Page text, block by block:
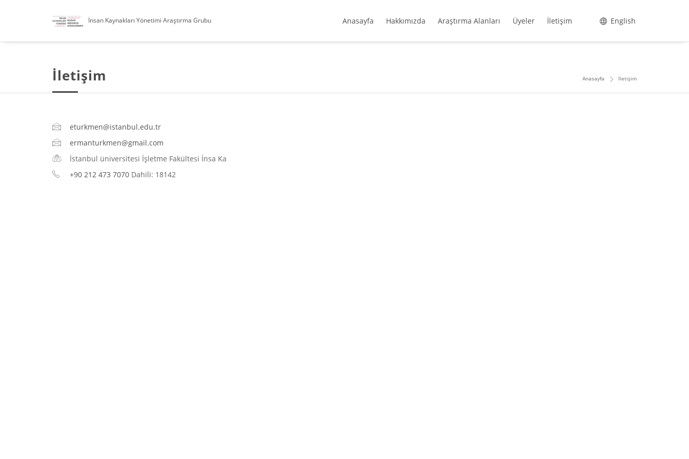
İnsan Kaynakları Yönetimi Araştırma Grubu Anasayfa Hakkımızda Araştırma Alanları Üyeler İletişim English
İletişim Anasayfa İletişim
eturkmen@istanbul.edu.tr
ermanturkmen@gmail.com
İstanbul üniversitesi İşletme Fakültesi İnsa Ka
+90 212 473 7070 Dahili: 18142